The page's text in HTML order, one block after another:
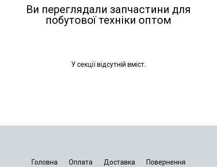
Ви переглядали запчастини для
побутової техніки оптом
У секції відсутній вміст.
Головна Оплата Доставка Повернення